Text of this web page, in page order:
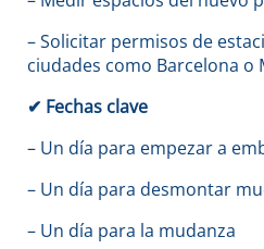
– Solicitar permisos de
ciudades como Barcelona o
✔ Fechas clave
– Un día para empezar a
– Un día para desmontar
– Un día para la mudanza